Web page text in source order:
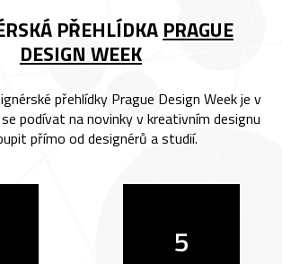
PŘEHLÍDKA PRAGUE
DESIGN WEEK
přehlídky Prague Design Week je v
podívat na novinky v kreativním designu
přímo od designérů a studií.
5